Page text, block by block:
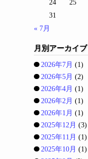
24
25
31
« 7月
月別アーカイブ
2026年7月 (1)
2026年5月 (2)
2026年4月 (1)
2026年2月 (1)
2026年1月 (1)
2025年12月 (3)
2025年11月 (1)
2025年10月 (1)